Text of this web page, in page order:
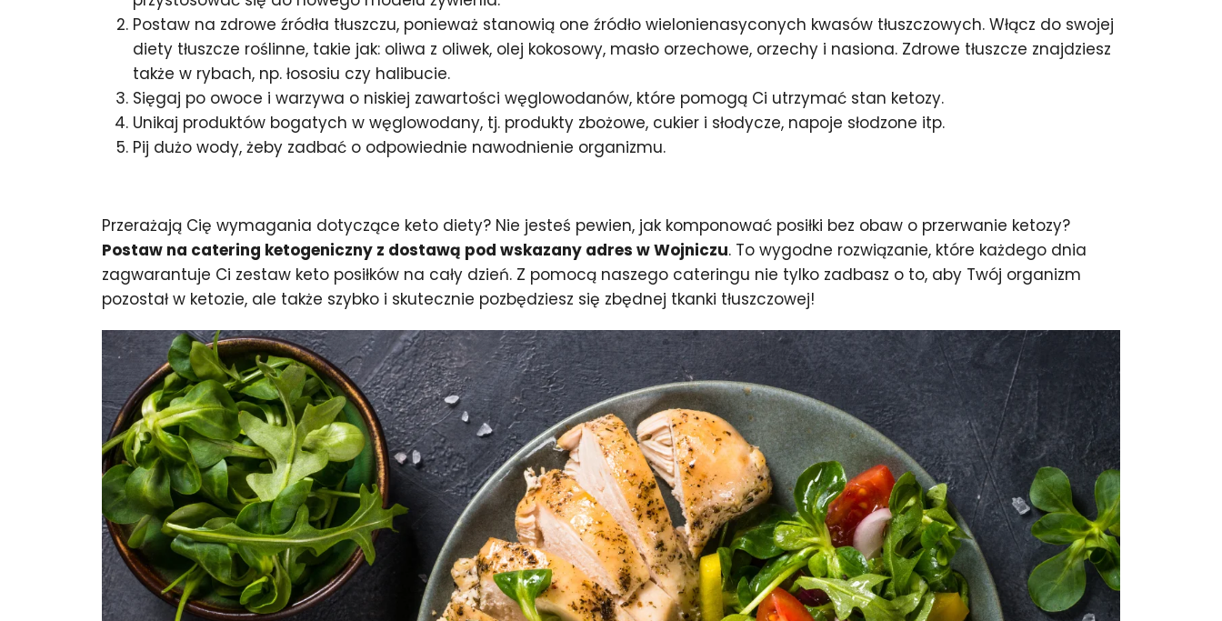
Postaw na zdrowe źródła tłuszczu, ponieważ stanowią one źródło wielonienasyconych kwasów tłuszczowych. Włącz do swojej
diety tłuszcze roślinne, takie jak: oliwa z oliwek, olej kokosowy, masło orzechowe, orzechy i nasiona. Zdrowe tłuszcze znajdziesz
także w rybach, np. łososiu czy halibucie.
Sięgaj po owoce i warzywa o niskiej zawartości węglowodanów, które pomogą Ci utrzymać stan ketozy.
Unikaj produktów bogatych w węglowodany, tj. produkty zbożowe, cukier i słodycze, napoje słodzone itp.
Pij dużo wody, żeby zadbać o odpowiednie nawodnienie organizmu.
Przerażają Cię wymagania dotyczące keto diety? Nie jesteś pewien, jak komponować posiłki bez obaw o przerwanie ketozy?
Postaw na catering ketogeniczny z dostawą pod wskazany adres w Wojniczu. To wygodne rozwiązanie, które każdego dnia
zagwarantuje Ci zestaw keto posiłków na cały dzień. Z pomocą naszego cateringu nie tylko zadbasz o to, aby Twój organizm
pozostał w ketozie, ale także szybko i skutecznie pozbędziesz się zbędnej tkanki tłuszczowej!